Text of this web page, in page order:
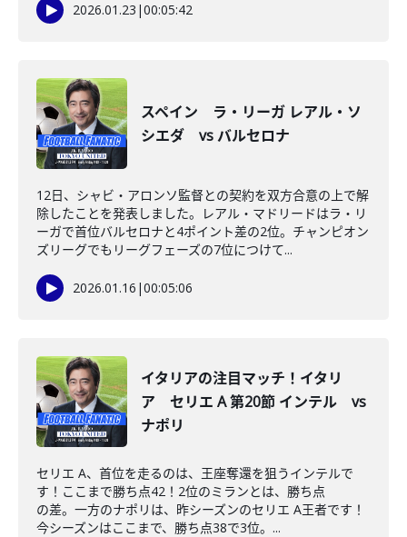
2026.01.23 |00:05:42
スペイン ラ・リーガ レアル・ソ
シエダ vs バルセロナ
12日、シャビ・アロンソ監督との契約を双方合意の上で解
除したことを発表しました。レアル・マドリードはラ・リ
ーガで首位バルセロナと4ポイント差の2位。チャンピオン
ズリーグでもリーグフェーズの7位につけて...
2026.01.16 |00:05:06
イタリアの注目マッチ！イタリ
ア セリエ A 第20節 インテル vs
ナポリ
セリエ A、首位を走るのは、王座奪還を狙うインテルで
す！ここまで勝ち点42！2位のミランとは、勝ち点
の差。一方のナポリは、昨シーズンのセリエ A王者です！
今シーズンはここまで、勝ち点38で3位。...